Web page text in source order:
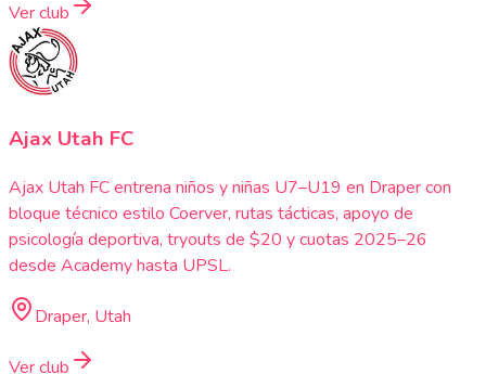
Ver club
Ajax Utah FC
Ajax Utah FC entrena niños y niñas U7–U19 en Draper con
bloque técnico estilo Coerver, rutas tácticas, apoyo de
psicología deportiva, tryouts de $20 y cuotas 2025–26
desde Academy hasta UPSL.
Draper, Utah
Ver club